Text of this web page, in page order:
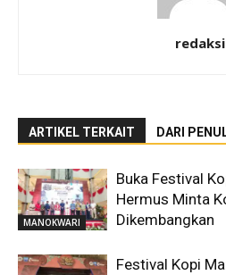
redaksi
ARTIKEL TERKAIT DARI
MANOKWARI
Buka Festival
Hermus Minta
Dikembangkan
Festival Kopi